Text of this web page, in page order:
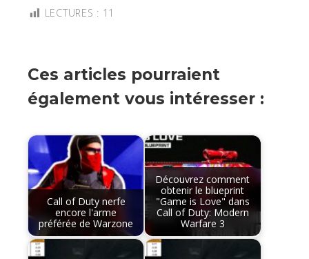
LECTURES : 11
Ces articles pourraient
également vous intéresser :
Call of Duty nerfe
encore l'arme
préférée de Warzone
Découvrez comment
obtenir le blueprint
"Game is Love" dans
Call of Duty: Modern
Warfare 3